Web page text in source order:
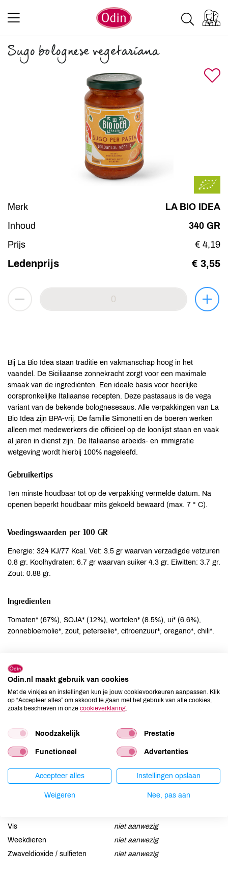
Sugo bolognese vegetariana
Merk
LA BIO IDEA
Inhoud
340 GR
Prijs
€ 4,19
Ledenprijs € 3,55
Bij La Bio Idea staan traditie en vakmanschap hoog in het
vaandel. De Siciliaanse zonnekracht zorgt voor een maximale
smaak van de ingrediënten. Een ideale basis voor heerlijke
oorspronkelijke Italiaanse recepten. Deze pastasaus is de vega
variant van de bekende bolognesesaus. Alle verpakkingen van La
Bio Idea zijn BPA-vrij. De familie Simonetti en de boeren werken
alleen met medewerkers die officieel op de loonlijst staan en vaak
al jaren in dienst zijn. De Italiaanse arbeids- en immigratie
wetgeving wordt hierbij 100% nageleefd.
Gebruikertips
Ten minste houdbaar tot op de verpakking vermelde datum. Na
openen beperkt houdbaar mits gekoeld bewaard (max. 7 ° C).
Voedingswaarden per 100 GR
Energie: 324 KJ/77 Kcal. Vet: 3.5 gr waarvan verzadigde vetzuren
0.8 gr. Koolhydraten: 6.7 gr waarvan suiker 4.3 gr. Eiwitten: 3.7 gr.
Zout: 0.88 gr.
Ingrediënten
Tomaten* (67%), SOJA* (12%), wortelen* (8.5%), ui* (6.6%),
zonnebloemolie*, zout, peterselie*, citroenzuur*, oregano*, chili*.
Aardnoten
niet aanwezig
Ei
niet aanwezig
Gluten
niet aanwezig
Lupine
niet aanwezig
Mosterd
niet aanwezig
Schaaldieren
niet aanwezig
Selderij
niet aanwezig
niet aanwezig
Vis
niet aanwezig
Weekdieren
niet aanwezig
Zwaveldioxide / sulfieten
niet aanwezig
Odin.nl maakt gebruik van cookies
Met de vinkjes en instellingen kun je jouw cookievoorkeuren aanpassen. Klik
op “Accepteer alles” om akkoord te gaan met het gebruik van alle cookies,
zoals beschreven in onze cookieverklaring.
Noodzakelijk Prestatie
Functioneel Advertenties
Accepteer alles Instellingen opslaan
Weigeren Nee, pas aan